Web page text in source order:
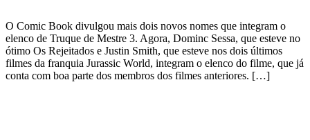
O Comic Book divulgou mais dois novos nomes que integram o
elenco de Truque de Mestre 3. Agora, Dominc Sessa, que esteve no
ótimo Os Rejeitados e Justin Smith, que esteve nos dois últimos
filmes da franquia Jurassic World, integram o elenco do filme, que já
conta com boa parte dos membros dos filmes anteriores. […]